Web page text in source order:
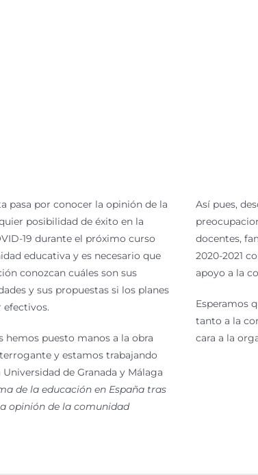
pasa por conocer la opinión de la
posibilidad de éxito en la
19 durante el próximo curso
educativa y es necesario que
conozcan cuáles son sus
y sus propuestas si los planes
efectivos.
hemos puesto manos a la obra
y estamos trabajando
de Granada y Málaga
de la educación en España tras
opinión de la comunidad
Así pues,
docentes,
2020-2021
apoyo a la
Esperamos
tanto a la
cara a la